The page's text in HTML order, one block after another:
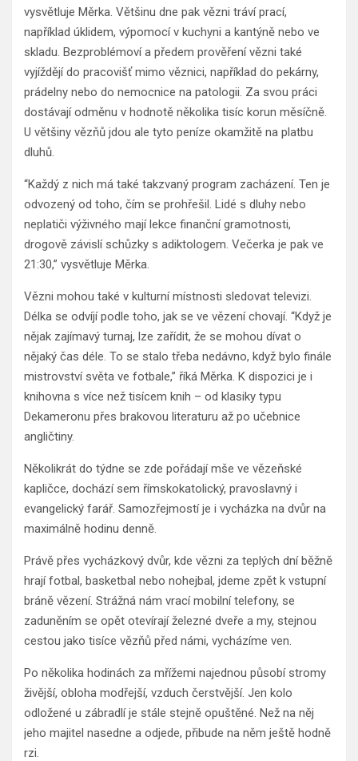
vysvětluje Měrka. Většinu dne pak vězni tráví prací,
například úklidem, výpomocí v kuchyni a kantýně nebo ve
skladu. Bezproblémoví a předem prověření vězni také
vyjíždějí do pracovišť mimo věznici, například do pekárny,
prádelny nebo do nemocnice na patologii. Za svou práci
dostávají odměnu v hodnotě několika tisíc korun měsíčně.
U většiny vězňů jdou ale tyto peníze okamžitě na platbu
dluhů.
“Každý z nich má také takzvaný program zacházení. Ten je
odvozený od toho, čím se prohřešil. Lidé s dluhy nebo
neplatiči výživného mají lekce finanční gramotnosti,
drogově závislí schůzky s adiktologem. Večerka je pak ve
21:30,” vysvětluje Měrka.
Vězni mohou také v kulturní místnosti sledovat televizi.
Délka se odvíjí podle toho, jak se ve vězení chovají. “Když je
nějak zajímavý turnaj, lze zařídit, že se mohou dívat o
nějaký čas déle. To se stalo třeba nedávno, když bylo finále
mistrovství světa ve fotbale,” říká Měrka. K dispozici je i
knihovna s více než tisícem knih – od klasiky typu
Dekameronu přes brakovou literaturu až po učebnice
angličtiny.
Několikrát do týdne se zde pořádají mše ve vězeňské
kapličce, dochází sem římskokatolický, pravoslavný i
evangelický farář. Samozřejmostí je i vycházka na dvůr na
maximálně hodinu denně.
Právě přes vycházkový dvůr, kde vězni za teplých dní běžně
hrají fotbal, basketbal nebo nohejbal, jdeme zpět k vstupní
bráně vězení. Strážná nám vrací mobilní telefony, se
zaduněním se opět otevírají železné dveře a my, stejnou
cestou jako tisíce vězňů před námi, vycházíme ven.
Po několika hodinách za mřížemi najednou působí stromy
živější, obloha modřejší, vzduch čerstvější. Jen kolo
odložené u zábradlí je stále stejně opuštěné. Než na něj
jeho majitel nasedne a odjede, přibude na něm ještě hodně
rzi.